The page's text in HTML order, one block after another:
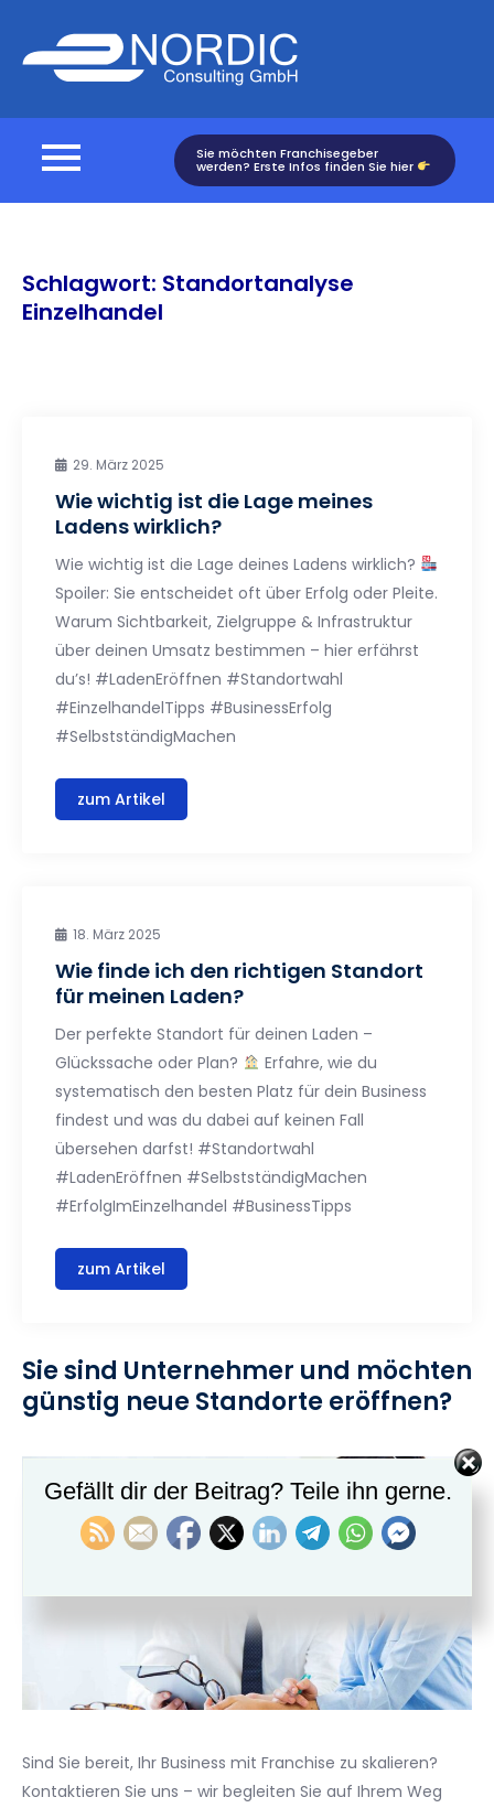
content
Sie möchten Franchisegeber
werden? Erste Infos finden Sie hier
Schlagwort: Standortanalyse
Einzelhandel
29. März 2025
Wie wichtig ist die Lage meines
Ladens wirklich?
Wie wichtig ist die Lage deines Ladens wirklich?
Spoiler: Sie entscheidet oft über Erfolg oder Pleite.
Warum Sichtbarkeit, Zielgruppe & Infrastruktur
über deinen Umsatz bestimmen – hier erfährst
du’s! #LadenEröffnen #Standortwahl
#EinzelhandelTipps #BusinessErfolg
#SelbstständigMachen
zum Artikel
18. März 2025
Wie finde ich den richtigen Standort
für meinen Laden?
Der perfekte Standort für deinen Laden –
Glückssache oder Plan?
Erfahre, wie du
systematisch den besten Platz für dein Business
findest und was du dabei auf keinen Fall
übersehen darfst! #Standortwahl
#LadenEröffnen #SelbstständigMachen
#ErfolgImEinzelhandel #BusinessTipps
zum Artikel
Sie sind Unternehmer und möchten
günstig neue Standorte eröffnen?
Sind Sie bereit, Ihr Business mit Franchise zu skalieren?
Kontaktieren Sie uns – wir begleiten Sie auf Ihrem Weg
Gefällt dir der Beitrag? Teile ihn gerne.